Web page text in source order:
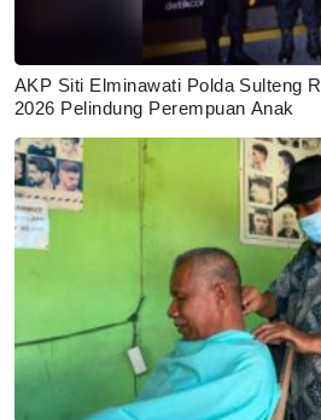
AKP Siti Elminawati Polda Sulteng
2026 Pelindung Perempuan Anak